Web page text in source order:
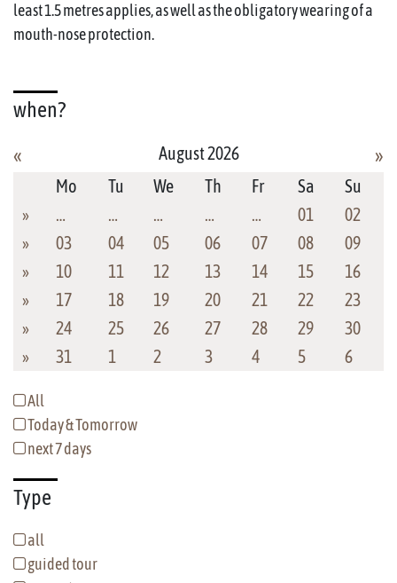
least 1.5 metres applies, as well as the obligatory wearing of a
mouth-nose protection.
when?
»
«
August 2026
Mo
Tu We Th Fr Sa
Su
»
… … … … … 01
02
»
03 04 05 06 07 08
09
»
10 11 12 13 14 15
16
»
17 18 19 20 21 22
23
»
24 25 26 27 28 29
30
»
31 1 2 3 4 5 6
All
Today & Tomorrow
next 7 days
Type
all
guided tour